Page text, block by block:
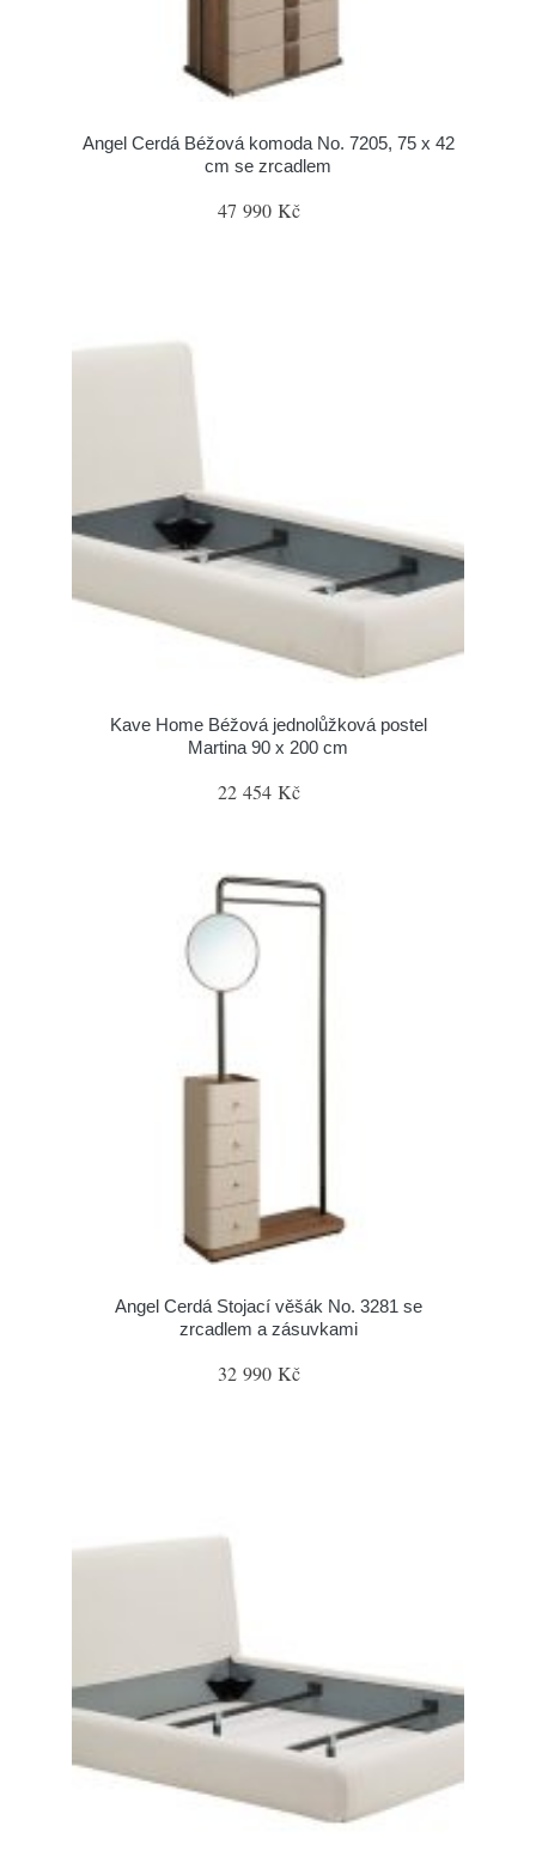
Angel Cerdá Béžová komoda No. 7205, 75 x 42
cm se zrcadlem
47 990 Kč
Kave Home Béžová jednolůžková postel
Martina 90 x 200 cm
22 454 Kč
Angel Cerdá Stojací věšák No. 3281 se
zrcadlem a zásuvkami
32 990 Kč